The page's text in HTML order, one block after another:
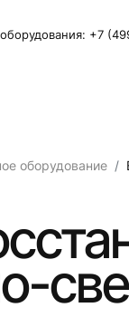
+7
оборудование